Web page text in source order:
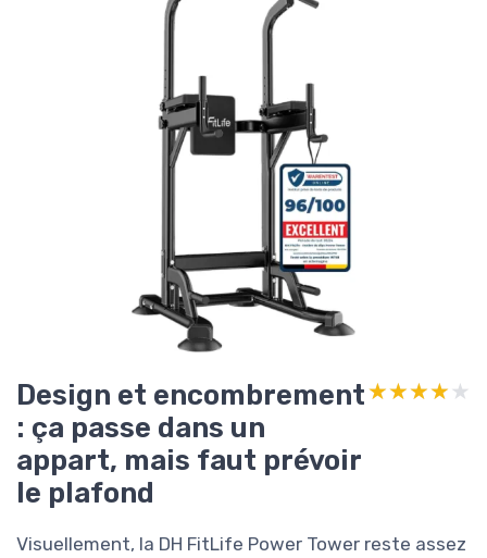
Design et encombrement
: ça passe dans un
appart, mais faut prévoir
le plafond
★★★★★
★★★★★
Visuellement, la DH FitLife Power Tower reste assez